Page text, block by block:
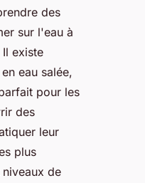
des
sur l'eau à
existe
eau salée,
pour les
des
leur
plus
de